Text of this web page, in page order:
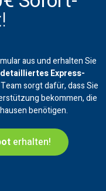
!
aus und erhalten Sie
detailliertes Express-
sorgt dafür, dass Sie
bekommen, die
benötigen.
erhalten!